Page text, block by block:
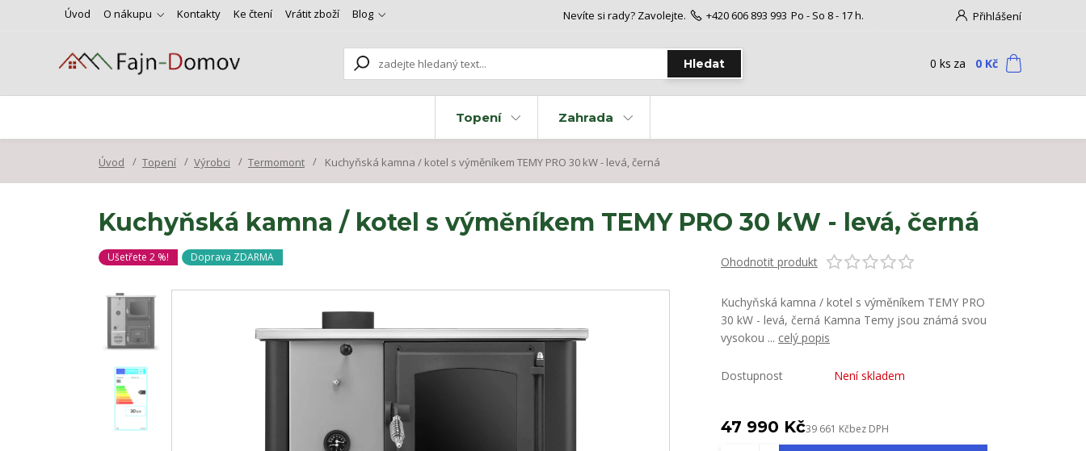
Úvod O nákupu Kontakty Ke čtení Vrátit zboží Blog Přihlášení
Hledat
Nevíte si rady? Zavolejte. +420 606 893 993 Po - So 8 - 17 h.
0 ks za 0 Kč
Topení Zahrada
Úvod Topení Výrobci Termomont Kuchyňská kamna / kotel s výměníkem TEMY PRO 30 kW - levá, černá
Kuchyňská kamna / kotel s výměníkem TEMY PRO 30 kW - levá, černá
Ušetřete 2 %! Doprava ZDARMA Ohodnotit produkt
Kuchyňská kamna / kotel s výměníkem TEMY PRO
30 kW - levá, černá Kamna Temy jsou známá svou
vysokou ... celý popis
Dostupnost Není skladem
47 990 Kč39 661 Kčbez DPH